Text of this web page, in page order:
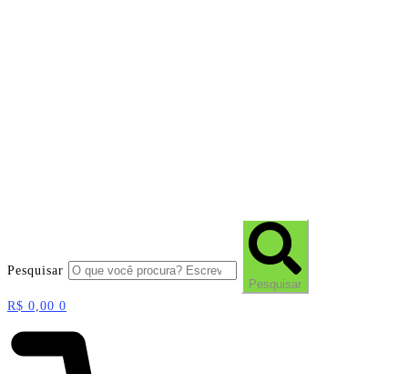
Pesquisar
Pesquisar
R$ 0,00 0